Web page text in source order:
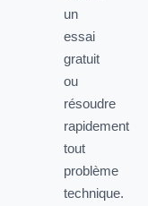
un
essai
gratuit
ou
résoudre
rapidement
tout
problème
technique.